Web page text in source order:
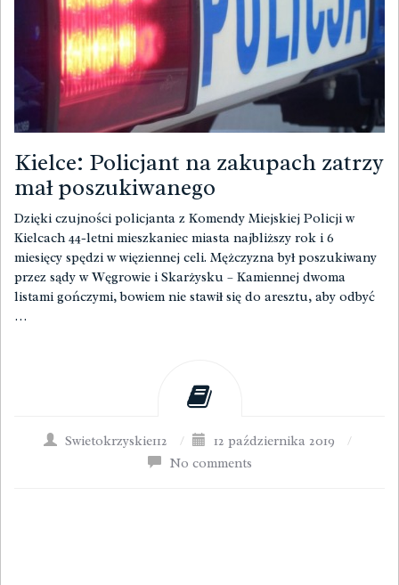
Kielce: Policjant na zakupach zatrzy
mał poszukiwanego
Dzięki czujności policjanta z Komendy Miejskiej Policji w
Kielcach 44-letni mieszkaniec miasta najbliższy rok i 6
miesięcy spędzi w więziennej celi. Mężczyzna był poszukiwany
przez sądy w Węgrowie i Skarżysku – Kamiennej dwoma
listami gończymi, bowiem nie stawił się do aresztu, aby odbyć
…
Swietokrzyskie112 / 12 października 2019
/
No comments